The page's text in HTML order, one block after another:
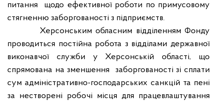
питання
щодо ефективної роботи по примусовому
стягненню заборгованості з підприємств.
Херсонським обласним відділенням Фонду
проводиться постійна робота з відділами державної
виконавчої служби у Херсонській області, що
спрямована на зменшення
заборгованості зі сплати
сум адміністративно-господарських санкцій та пені
за нестворені робочі місця для працевлаштування